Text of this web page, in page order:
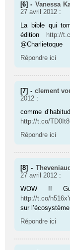
[6] - Vanessa
27 avril 2012 :
La bible qui
édition
http://
@Charlietoque
Répondre ici
[7] - clement
2012 :
comme
http://t.co/
Répondre ici
[8] -
27 avril 2012 :
WOW !!
http://t.co/
sur
Répondre ici